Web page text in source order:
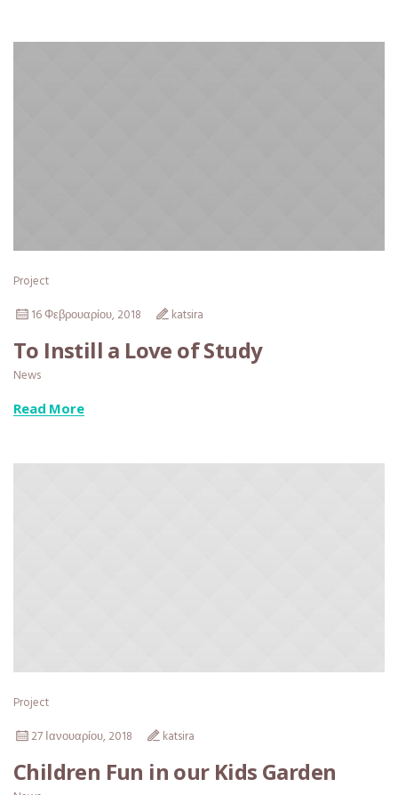
Project
16 Φεβρουαρίου, 2018
katsira
To Instill a Love of Study
News
Read More
Project
27 Ιανουαρίου, 2018
katsira
Children Fun in our Kids Garden